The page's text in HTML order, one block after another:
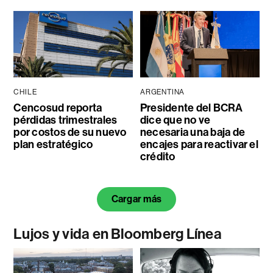
CHILE
Cencosud reporta
pérdidas trimestrales
por costos de su nuevo
plan estratégico
ARGENTINA
Presidente del BCRA
dice que no ve
necesaria una baja de
encajes para reactivar el
crédito
Cargar más
Lujos y vida en Bloomberg Línea